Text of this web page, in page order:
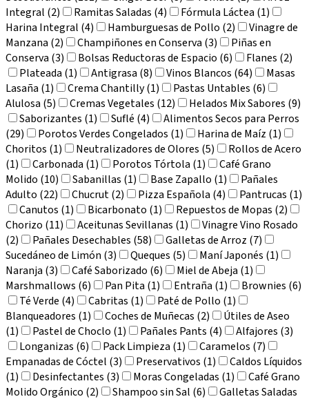
Integral (2)
Ramitas Saladas (4)
Fórmula Láctea (1)
Harina Integral (4)
Hamburguesas de Pollo (2)
Vinagre de
Manzana (2)
Champiñones en Conserva (3)
Piñas en
Conserva (3)
Bolsas Reductoras de Espacio (6)
Flanes (2)
Plateada (1)
Antigrasa (8) Vinos Blancos (64)
Masas
Lasaña (1)
Crema Chantilly (1)
Pastas Untables (6)
Alulosa (5)
Cremas Vegetales (12)
Helados Mix Sabores (9)
Saborizantes (1)
Suflé (4)
Alimentos Secos para Perros
(29)
Porotos Verdes Congelados (1)
Harina de Maíz (1)
Choritos (1)
Neutralizadores de Olores (5)
Rollos de Acero
(1)
Carbonada (1) Porotos Tórtola (1)
Café Grano
Molido (10)
Sabanillas (1) Base Zapallo (1)
Pañales
Adulto (22)
Chucrut (2) Pizza Española (4)
Pantrucas (1)
Canutos (1)
Bicarbonato (1)
Repuestos de Mopas (2)
Chorizo (11)
Aceitunas Sevillanas (1)
Vinagre Vino Rosado
(2)
Pañales Desechables (58)
Galletas de Arroz (7)
Sucedáneo de Limón (3)
Queques (5)
Maní Japonés (1)
Naranja (3)
Café Saborizado (6)
Miel de Abeja (1)
Marshmallows (6)
Pan Pita (1) Entraña (1)
Brownies (6)
Té Verde (4)
Cabritas (1)
Paté de Pollo (1)
Blanqueadores (1)
Coches de Muñecas (2)
Útiles de Aseo
(1)
Pastel de Choclo (1) Pañales Pants (4)
Alfajores (3)
Longanizas (6)
Pack Limpieza (1)
Caramelos (7)
Empanadas de Cóctel (3)
Preservativos (1)
Caldos Líquidos
(1)
Desinfectantes (3) Moras Congeladas (1)
Café Grano
Molido Orgánico (2)
Shampoo sin Sal (6)
Galletas Saladas